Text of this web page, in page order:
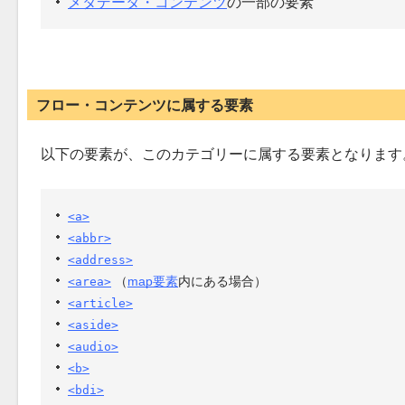
フロー・コンテンツに属する要素
以下の要素が、このカテゴリーに属する要素となります
<a>
<abbr>
<address>
<area>
（map要素内にある場合）
<article>
<aside>
<audio>
<b>
<bdi>